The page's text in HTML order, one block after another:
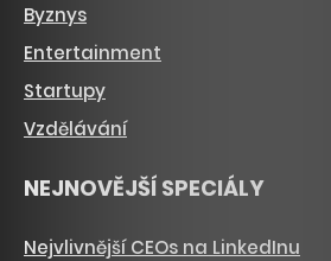
Byznys
Entertainment
Startupy
Vzdělávání
NEJNOVĚJŠÍ SPECIÁLY
Nejvlivnější CEOs na LinkedInu